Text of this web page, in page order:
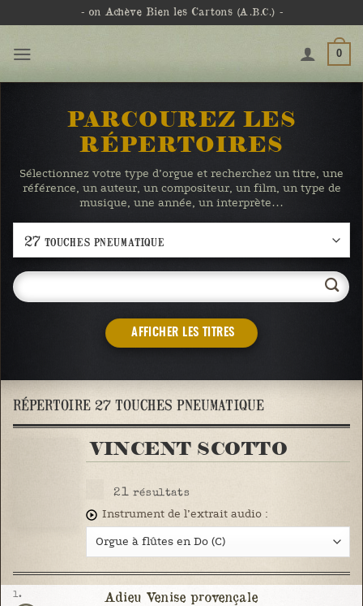
- on Achève Bien les Cartons (A.B.C.) -
0
PARCOUREZ LES
RÉPERTOIRES
Sélectionnez votre type d’orgue et recherchez un titre, une
référence, un auteur, un compositeur, un film, un type de
musique, une année, un interprète…
AFFICHER LES TITRES
RÉPERTOIRE 27 TOUCHES PNEUMATIQUE
VINCENT SCOTTO
21 résultats
Instrument de l’extrait audio :
1. Adieu Venise provençale